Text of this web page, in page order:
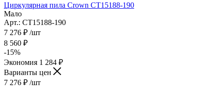
Циркулярная пила Crown CT15188-190
Мало
Арт.: CT15188-190
7 276 ₽ /шт
8 560 ₽
-15%
Экономия 1 284 ₽
Варианты цен
7 276 ₽ /шт